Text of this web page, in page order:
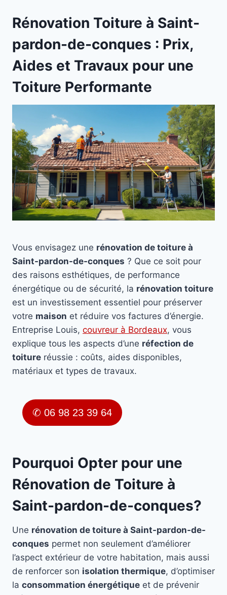
Rénovation Toiture à Saint-
pardon-de-conques : Prix,
Aides et Travaux pour une
Toiture Performante
Vous envisagez une rénovation de toiture à
Saint-pardon-de-conques ? Que ce soit pour
des raisons esthétiques, de performance
énergétique ou de sécurité, la rénovation toiture
est un investissement essentiel pour préserver
votre maison et réduire vos factures d’énergie.
Entreprise Louis, couvreur à Bordeaux, vous
explique tous les aspects d’une réfection de
toiture réussie : coûts, aides disponibles,
matériaux et types de travaux.
✆ 06 98 23 39 64
Pourquoi Opter pour une
Rénovation de Toiture à
Saint-pardon-de-conques?
Une rénovation de toiture à Saint-pardon-de-
conques permet non seulement d’améliorer
l’aspect extérieur de votre habitation, mais aussi
de renforcer son isolation thermique, d’optimiser
la consommation énergétique et de prévenir